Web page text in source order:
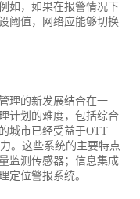
如，如果在报警情况下
阈值，网络应能够切换
理的新发展结合在一
计划的难度，包括综合
城市已经受益于OTT
。这些系统的主要特点
监测传感器；信息集成
定位警报系统。